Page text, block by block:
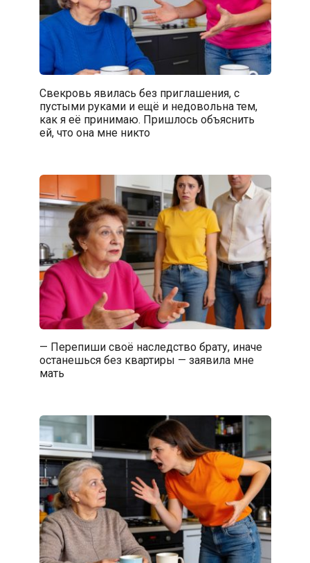
Свекровь явилась без приглашения, с
пустыми руками и ещё и недовольна тем,
как я её принимаю. Пришлось объяснить
ей, что она мне никто
— Перепиши своё наследство брату, иначе
останешься без квартиры — заявила мне
мать